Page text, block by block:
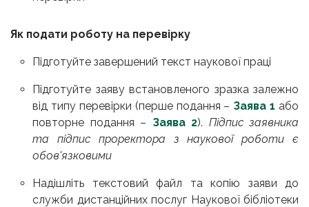
Як подати роботу на перевірку
Підготуйте завершений текст наукової праці
Підготуйте заяву встановленого зразка залежно
від типу перевірки (перше подання – Заява 1 або
повторне подання – Заява 2). Підпис заявника
та підпис проректора з наукової роботи є
обов'язковими
Надішліть текстовий файл та копію заяви до
служби дистанційних послуг Наукової бібліотеки